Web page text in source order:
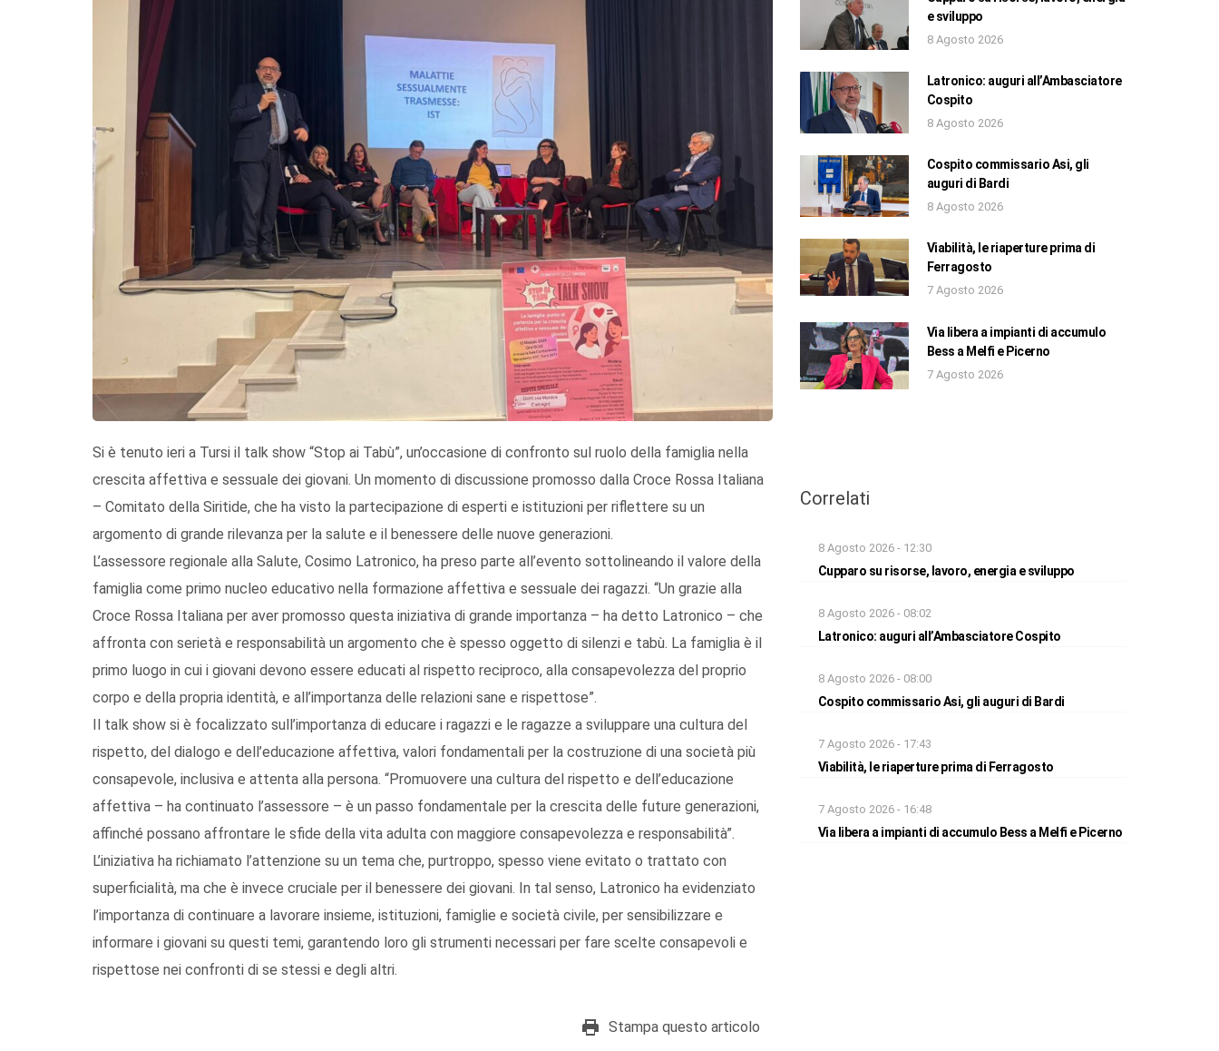
Si è tenuto ieri a Tursi il talk show “Stop ai Tabù”, un’occasione di confronto sul ruolo della famiglia nella
crescita affettiva e sessuale dei giovani. Un momento di discussione promosso dalla Croce Rossa Italiana
– Comitato della Siritide, che ha visto la partecipazione di esperti e istituzioni per riflettere su un
argomento di grande rilevanza per la salute e il benessere delle nuove generazioni.
L’assessore regionale alla Salute, Cosimo Latronico, ha preso parte all’evento sottolineando il valore della
famiglia come primo nucleo educativo nella formazione affettiva e sessuale dei ragazzi. “Un grazie alla
Croce Rossa Italiana per aver promosso questa iniziativa di grande importanza – ha detto Latronico – che
affronta con serietà e responsabilità un argomento che è spesso oggetto di silenzi e tabù. La famiglia è il
primo luogo in cui i giovani devono essere educati al rispetto reciproco, alla consapevolezza del proprio
corpo e della propria identità, e all’importanza delle relazioni sane e rispettose”.
Il talk show si è focalizzato sull’importanza di educare i ragazzi e le ragazze a sviluppare una cultura del
rispetto, del dialogo e dell’educazione affettiva, valori fondamentali per la costruzione di una società più
consapevole, inclusiva e attenta alla persona. “Promuovere una cultura del rispetto e dell’educazione
affettiva – ha continuato l’assessore – è un passo fondamentale per la crescita delle future generazioni,
affinché possano affrontare le sfide della vita adulta con maggiore consapevolezza e responsabilità”.
L’iniziativa ha richiamato l’attenzione su un tema che, purtroppo, spesso viene evitato o trattato con
superficialità, ma che è invece cruciale per il benessere dei giovani. In tal senso, Latronico ha evidenziato
l’importanza di continuare a lavorare insieme, istituzioni, famiglie e società civile, per sensibilizzare e
informare i giovani su questi temi, garantendo loro gli strumenti necessari per fare scelte consapevoli e
rispettose nei confronti di se stessi e degli altri.
Stampa questo articolo
e sviluppo
8 Agosto 2026
Latronico: auguri all’Ambasciatore
Cospito
8 Agosto 2026
Cospito commissario Asi, gli
auguri di Bardi
8 Agosto 2026
Viabilità, le riaperture prima di
Ferragosto
7 Agosto 2026
Via libera a impianti di accumulo
Bess a Melfi e Picerno
7 Agosto 2026
Correlati
8 Agosto 2026 - 12:30
Cupparo su risorse, lavoro, energia e sviluppo
8 Agosto 2026 - 08:02
Latronico: auguri all’Ambasciatore Cospito
8 Agosto 2026 - 08:00
Cospito commissario Asi, gli auguri di Bardi
7 Agosto 2026 - 17:43
Viabilità, le riaperture prima di Ferragosto
7 Agosto 2026 - 16:48
Via libera a impianti di accumulo Bess a Melfi e Picerno